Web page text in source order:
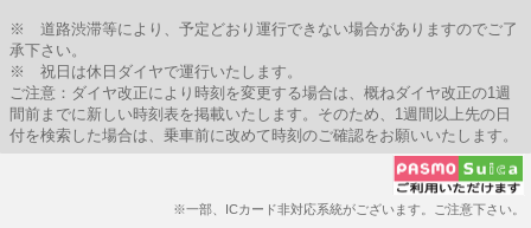
※ 道路渋滞等により、予定どおり運行できない場合がありますのでご了
承下さい。
※ 祝日は休日ダイヤで運行いたします。
ご注意：ダイヤ改正により時刻を変更する場合は、概ねダイヤ改正の1週
間前までに新しい時刻表を掲載いたします。そのため、1週間以上先の日
付を検索した場合は、乗車前に改めて時刻のご確認をお願いいたします。
※一部、ICカード非対応系統がございます。ご注意下さい。